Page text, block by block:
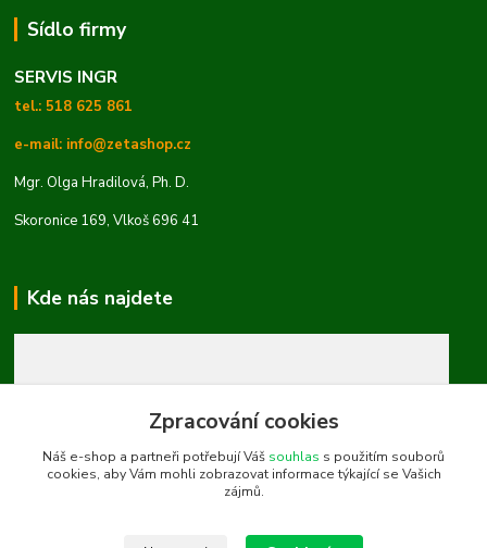
Sídlo firmy
SERVIS INGR
tel.: 518 625 861
e-mail: info@zetashop.cz
Mgr. Olga Hradilová, Ph. D.
Skoronice 169, Vlkoš 696 41
Kde nás najdete
Zpracování cookies
Náš e-shop a partneři potřebují Váš souhlas s použitím souborů
cookies, aby Vám mohli zobrazovat informace týkající se Vašich
zájmů.